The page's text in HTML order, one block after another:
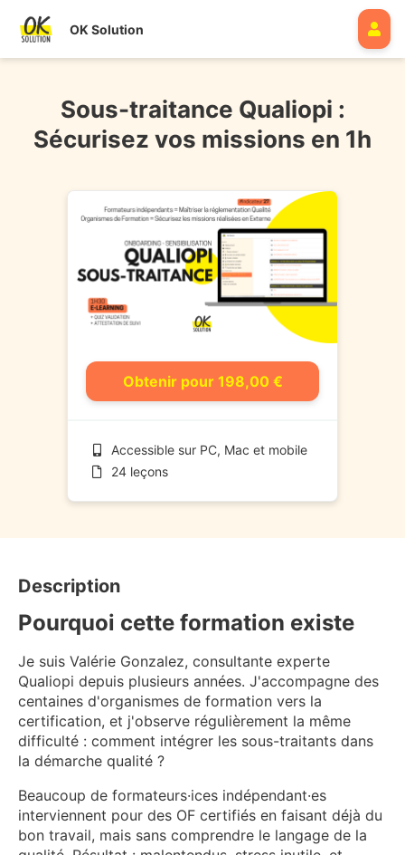
OK Solution
Sous-traitance Qualiopi :
Sécurisez vos missions en 1h
Obtenir pour 198,00 €
Accessible sur PC, Mac et mobile
24 leçons
Description
Pourquoi cette formation existe
Je suis Valérie Gonzalez, consultante experte
Qualiopi depuis plusieurs années. J'accompagne des
centaines d'organismes de formation vers la
certification, et j'observe régulièrement la même
difficulté : comment intégrer les sous-traitants dans
la démarche qualité ?
Beaucoup de formateurs·ices indépendant·es
interviennent pour des OF certifiés en faisant déjà du
bon travail, mais sans comprendre le langage de la